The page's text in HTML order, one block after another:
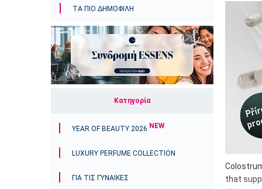
ΤΑ ΠΙΟ ΔΗΜΟΦΙΛΉ
Κατηγορία
YEAR OF BEAUTY 2026 NEW
LUXURY PERFUME COLLECTION
ΓΙΑ ΤΙΣ ΓΥΝΑΊΚΕΣ
that